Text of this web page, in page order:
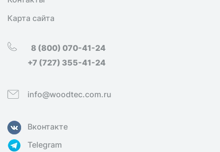
Карта сайта
8 (800) 070-41-24
+7 (727) 355-41-24
info@woodtec.com.ru
Вконтакте
Telegram